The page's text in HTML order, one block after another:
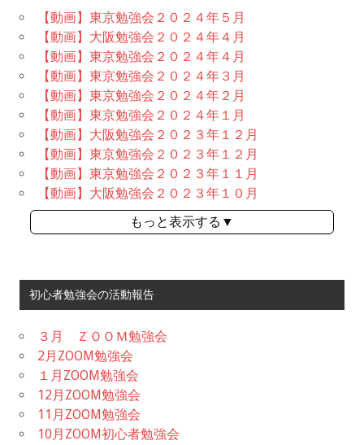
【動画】東京勉強会２０２４年５月
【動画】大阪勉強会２０２４年４月
【動画】東京勉強会２０２４年４月
【動画】東京勉強会２０２４年３月
【動画】東京勉強会２０２４年２月
【動画】東京勉強会２０２４年１月
【動画】大阪勉強会２０２３年１２月
【動画】東京勉強会２０２３年１２月
【動画】東京勉強会２０２３年１１月
【動画】大阪勉強会２０２３年１０月
もっと表示する▼
初心者勉強会の活動報告
３月 ＺＯＯＭ勉強会
2月ZOOM勉強会
１月ZOOM勉強会
12月ZOOM勉強会
11月ZOOM勉強会
10月ZOOM初心者勉強会